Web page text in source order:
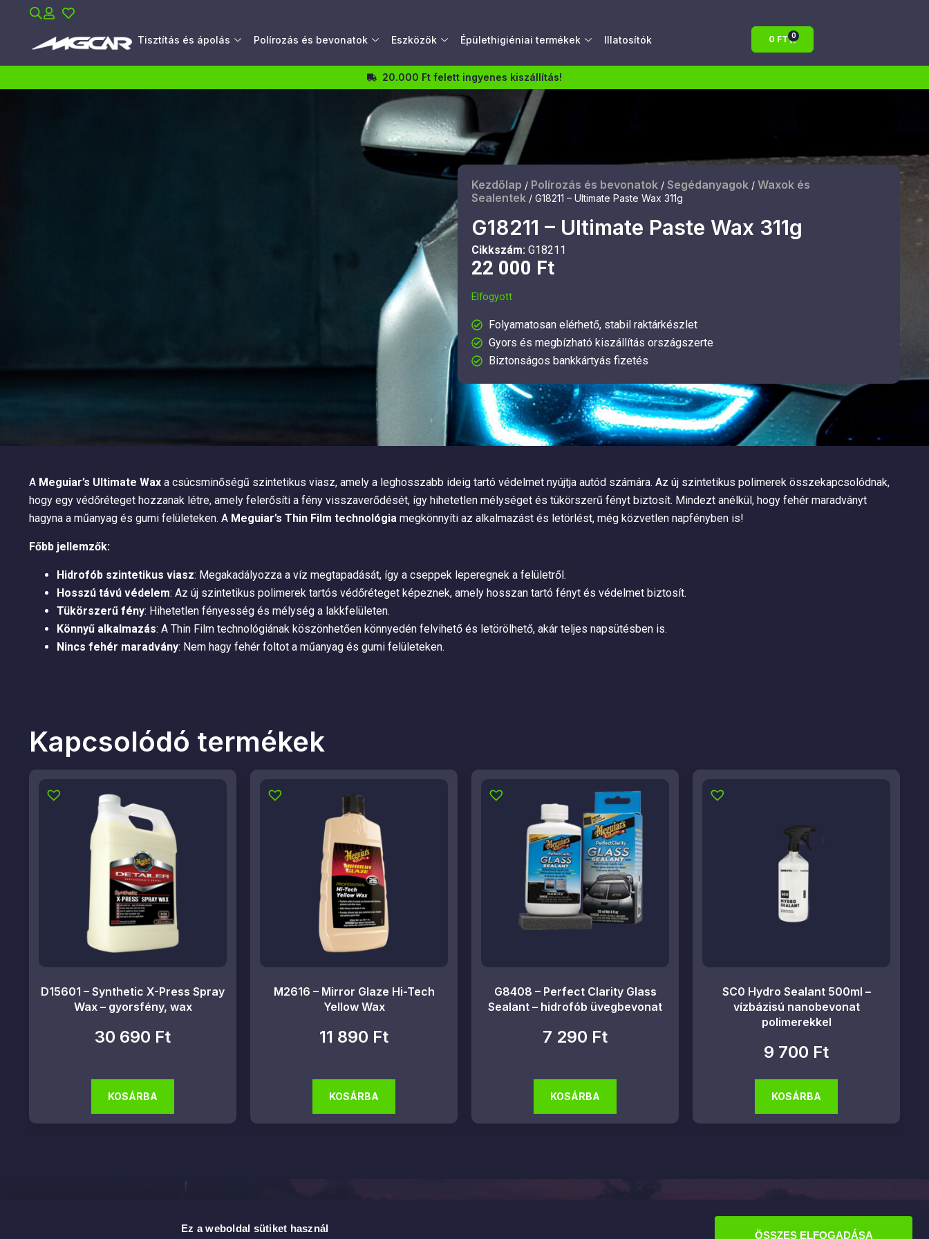
Ez a weboldal sütiket használ
ÖSSZES ELFOGADÁSA
Tisztítás és ápolás Polírozás és bevonatok Eszközök Épülethigiéniai termékek Illatosítók 0 FT 0
20.000 Ft felett ingyenes kiszállítás!
Kezdőlap / Polírozás és bevonatok/ Segédanyagok/ Waxok és
Sealentek/ G18211 – Ultimate Paste Wax 311g
G18211 – Ultimate Paste Wax 311g
Cikkszám: G18211
22 000 Ft
Elfogyott
Folyamatosan elérhető, stabil raktárkészlet
Gyors és megbízható kiszállítás országszerte
Biztonságos bankkártyás fizetés
A Meguiar’s Ultimate Wax a csúcsminőségű szintetikus viasz, amely a leghosszabb ideig tartó védelmet nyújtja autód számára. Az új szintetikus polimerek összekapcsolódnak,
hogy egy védőréteget hozzanak létre, amely felerősíti a fény visszaverődését, így hihetetlen mélységet és tükörszerű fényt biztosít. Mindezt anélkül, hogy fehér maradványt
hagyna a műanyag és gumi felületeken. A Meguiar’s Thin Film technológia megkönnyíti az alkalmazást és letörlést, még közvetlen napfényben is!
Főbb jellemzők:
Hidrofób szintetikus viasz: Megakadályozza a víz megtapadását, így a cseppek leperegnek a felületről.
Hosszú távú védelem: Az új szintetikus polimerek tartós védőréteget képeznek, amely hosszan tartó fényt és védelmet biztosít.
Tükörszerű fény: Hihetetlen fényesség és mélység a lakkfelületen.
Könnyű alkalmazás: A Thin Film technológiának köszönhetően könnyedén felvihető és letörölhető, akár teljes napsütésben is.
Nincs fehér maradvány: Nem hagy fehér foltot a műanyag és gumi felületeken.
Kapcsolódó termékek
D15601 – Synthetic X-Press Spray
Wax – gyorsfény, wax
30 690 Ft
KOSÁRBA
M2616 – Mirror Glaze Hi-Tech
Yellow Wax
11 890 Ft
KOSÁRBA
G8408 – Perfect Clarity Glass
Sealant – hidrofób üvegbevonat
7 290 Ft
KOSÁRBA
SC0 Hydro Sealant 500ml –
vízbázisú nanobevonat
polimerekkel
9 700 Ft
KOSÁRBA
Professzionális autókozmetikai megoldások 2142 Nagytarcsa, Asbóth Oszkár utca 6.
Információk